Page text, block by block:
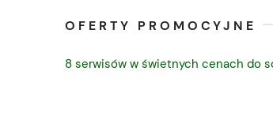
OFERTY PROMOCYJNE
8 serwisów w świetnych cenach do